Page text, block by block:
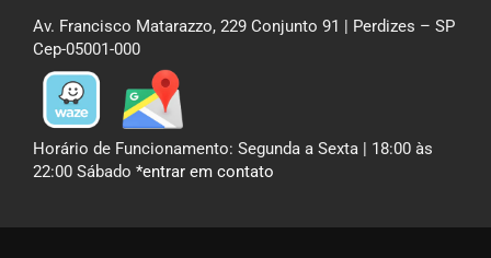
Av. Francisco Matarazzo, 229 Conjunto 91 | Perdizes – SP
Cep-05001-000
Horário de Funcionamento: Segunda a Sexta | 18:00 às
22:00 Sábado *entrar em contato